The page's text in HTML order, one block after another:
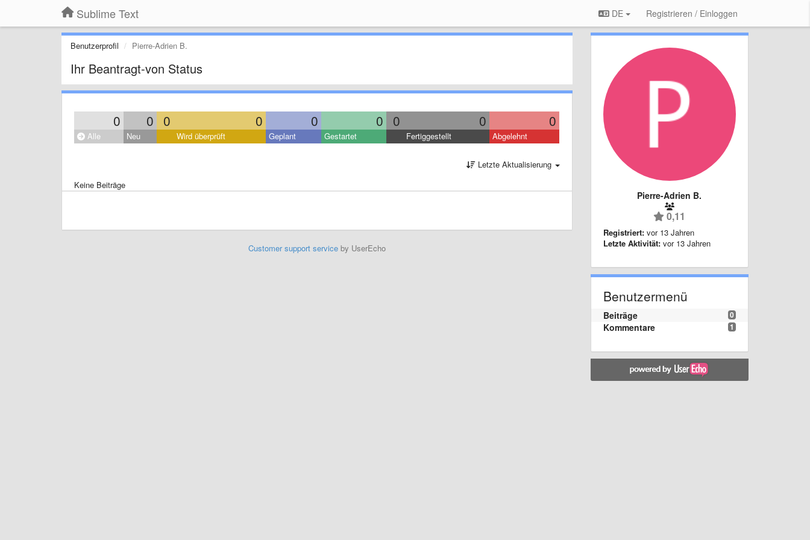
Sublime Text DE Registrieren / Einloggen
Benutzerprofil Pierre-Adrien B.
Ihr Beantragt-von Status
0 0 0 0 0 0 0 0 0
Alle Neu Wird überprüft Geplant Gestartet Fertiggestellt Abgelehnt
Letzte Aktualisierung
Keine Beiträge
Customer support serviceby UserEcho
Pierre-Adrien B.
0,11
Registriert: vor 13 Jahren
Letzte Aktivität: vor 13 Jahren
Benutzermenü
0
Beiträge
1
Kommentare